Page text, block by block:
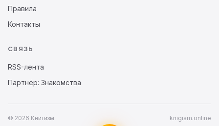
Правила
Контакты
СВЯЗЬ
RSS-лента
Партнёр: Знакомства
© 2026 Книгизм knigism.online